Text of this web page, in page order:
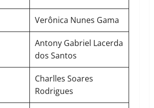
Verônica Nunes Gama
Antony Gabriel Lacerda
dos Santos
Charlles Soares
Rodrigues